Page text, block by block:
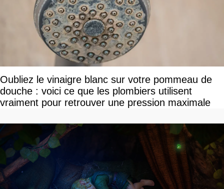
Oubliez le vinaigre blanc sur votre pommeau de
douche : voici ce que les plombiers utilisent
vraiment pour retrouver une pression maximale